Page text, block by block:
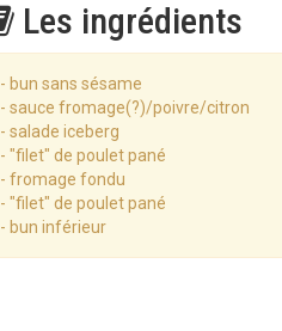
Les ingrédients
- bun sans sésame
- sauce fromage(?)/poivre/citron
- salade iceberg
- "filet" de poulet pané
- fromage fondu
- "filet" de poulet pané
- bun inférieur